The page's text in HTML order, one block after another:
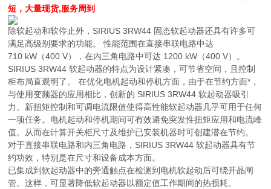
短，大量现货,服务周到
除软起动和软停止外，SIRIUS 3RW44 固态软起动器还具有许多可
满足高级别要求的功能。 性能范围在直接串联电路中达
710 kW（400 V），在内三角电路中可达 1200 kW（400 V）。
SIRIUS 3RW44 软起动器的特点为设计紧凑，可节省空间，且控制
柜布局直观明了。 在优化电机起动和停机方面，由于在节约方面*，
与使用变频器的应用相比，创新的 SIRIUS 3RW44 软起动器吸引
力。新扭矩控制和可调电流限值使得高性能软起动器几乎可用于任何
一项任务。电机起动和停机期间可有效避免突发性扭矩应用和电流峰
值。从而在计算开关柜尺寸及维护已安装机器时可创建潜在节约。
对于直接串联电路和内三角电路，SIRIUS 3RW44 软起动器具有节
约功效，特别是在尺寸和设备成本方面。
已集成到软起动器中的旁通触点在检测到电机软起动后可绕开晶闸
管。这样，可显著降低软起动器以额定值工作期间的热损耗。